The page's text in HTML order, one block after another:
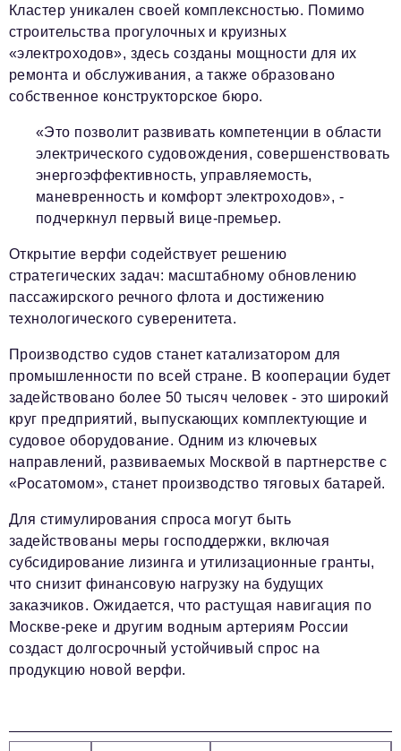
Кластер уникален своей комплексностью. Помимо
строительства прогулочных и круизных
«электроходов», здесь созданы мощности для их
ремонта и обслуживания, а также образовано
собственное конструкторское бюро.
«Это позволит развивать компетенции в области
электрического судовождения, совершенствовать
энергоэффективность, управляемость,
маневренность и комфорт электроходов», -
подчеркнул первый вице-премьер.
Открытие верфи содействует решению
стратегических задач: масштабному обновлению
пассажирского речного флота и достижению
технологического суверенитета.
Производство судов станет катализатором для
промышленности по всей стране. В кооперации будет
задействовано более 50 тысяч человек - это широкий
круг предприятий, выпускающих комплектующие и
судовое оборудование. Одним из ключевых
направлений, развиваемых Москвой в партнерстве с
«Росатомом», станет производство тяговых батарей.
Для стимулирования спроса могут быть
задействованы меры господдержки, включая
субсидирование лизинга и утилизационные гранты,
что снизит финансовую нагрузку на будущих
заказчиков. Ожидается, что растущая навигация по
Москве-реке и другим водным артериям России
создаст долгосрочный устойчивый спрос на
продукцию новой верфи.